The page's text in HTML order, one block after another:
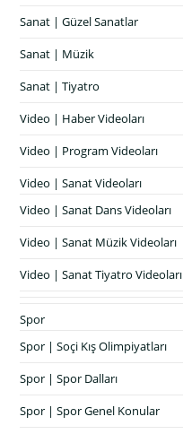
Sanat | Güzel Sanatlar
Sanat | Müzik
Sanat | Tiyatro
Video | Haber Videoları
Video | Program Videoları
Video | Sanat Videoları
Video | Sanat Dans Videoları
Video | Sanat Müzik Videoları
Video | Sanat Tiyatro Videoları
Spor
Spor | Soçi Kış Olimpiyatları
Spor | Spor Dalları
Spor | Spor Genel Konular